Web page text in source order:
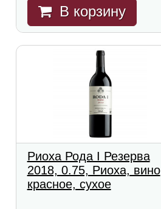
В корзину
Риоха Рода I Резерва
2018, 0.75, Риоха, вино
красное, сухое